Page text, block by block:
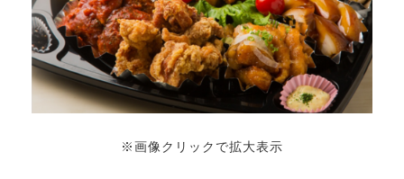
※画像クリックで拡大表示